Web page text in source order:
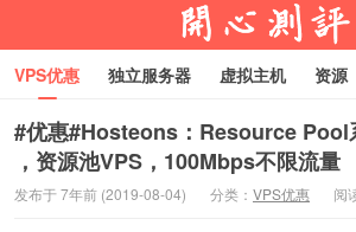
开心VPS测评
VPS优惠 独立服务器 虚拟主机 资源
折腾VPS 真实测评 Hostloc趣闻 域
RackNerd促销套餐
#优惠#Hosteons：Resource Pool
，资源池VPS，100Mbps不限流量
发布于 7年前 (2019-08-04) 分类： VPS优惠 阅